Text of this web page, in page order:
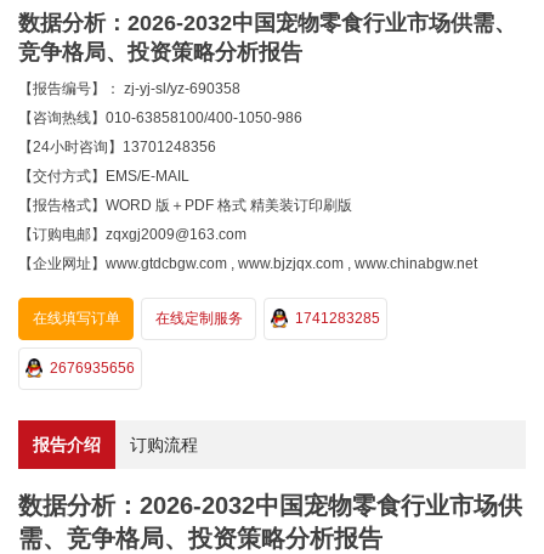
数据分析：2026-2032中国宠物零食行业市场供需、
竞争格局、投资策略分析报告
【报告编号】： zj-yj-sl/yz-690358
【咨询热线】010-63858100/400-1050-986
【24小时咨询】13701248356
【交付方式】EMS/E-MAIL
【报告格式】WORD 版＋PDF 格式 精美装订印刷版
【订购电邮】zqxgj2009@163.com
【企业网址】www.gtdcbgw.com , www.bjzjqx.com , www.chinabgw.net
在线填写订单 在线定制服务 1741283285
2676935656
报告介绍 订购流程
数据分析：2026-2032中国宠物零食行业市场供
需、竞争格局、投资策略分析报告